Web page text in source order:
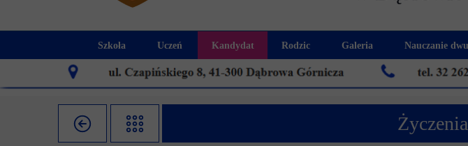
Rodzic
Harmonogram spotkań z rodzicami
Pomoc Psychologiczno-Pedagogiczna
Galeria Nauczanie
Kadra
Szkoła
Historia szkoły
Misja szkoły
Uczeń
Kalendarz roku szkolnego
Kandydat
Aktualności dla kandydatów